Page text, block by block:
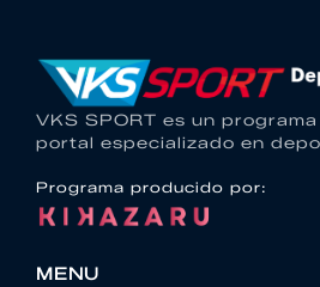
VKS SPORT es un
portal especializado en
Programa producido por:
MENU